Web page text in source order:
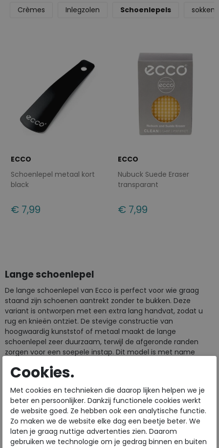
Crèmes Inlegzolen Schoenlepels sokken
ECCO
Schoenlepel metaal kort
black
€ 7,99
ECCO
Nubuck Suede Eraser
transparant
€ 7,99
Lange schoenlepel
De lange schoenlepel van Ecco is perfect voor wie graag
staand zijn schoenen aantrekt zonder te bukken. Deze
variant is ontworpen met een extra lang handvat, zodat u
rug en knieën ontziet. De stevige constructie van
hoogwaardig kunststof of metaal maakt de lange
schoenlepel zeer duurzaam, terwijl de afgeronde randen
zorgen voor een soepele instap. Dit model is met name
het gemak van een lange lepel verkiezen. Dankzij het slanke
op te hangen in de gang of kledingkast.
Korte schoenlepel
Op zoek naar een compact hulpmiddel voor onderweg? Dan
is de korte schoenlepel van Ecco een uitstekende keuze.
Cookies.
Met cookies en technieken die daarop lijken helpen we je
beter en persoonlijker. Dankzij functionele cookies werkt
de website goed. Ze hebben ook een analytische functie.
Zo maken we de website elke dag een beetje beter. We
laten je graag nuttige advertenties zien. Daarom
gebruiken we technologie om je gedrag binnen en buiten